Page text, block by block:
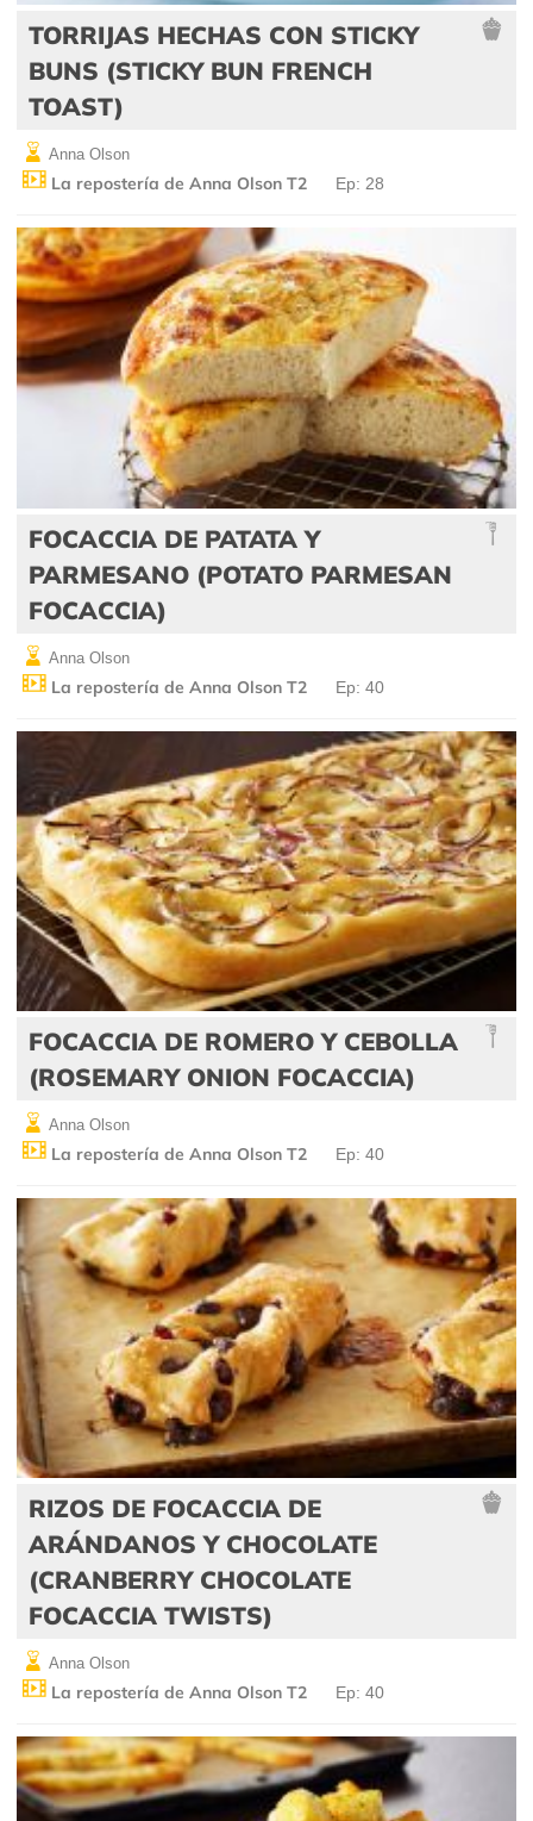
TORRIJAS HECHAS CON STICKY
BUNS (STICKY BUN FRENCH
TOAST)
Anna Olson
La repostería de Anna Olson T2 Ep: 28
FOCACCIA DE PATATA Y
PARMESANO (POTATO PARMESAN
FOCACCIA)
Anna Olson
La repostería de Anna Olson T2 Ep: 40
FOCACCIA DE ROMERO Y CEBOLLA
(ROSEMARY ONION FOCACCIA)
Anna Olson
La repostería de Anna Olson T2 Ep: 40
RIZOS DE FOCACCIA DE
ARÁNDANOS Y CHOCOLATE
(CRANBERRY CHOCOLATE
FOCACCIA TWISTS)
Anna Olson
La repostería de Anna Olson T2 Ep: 40